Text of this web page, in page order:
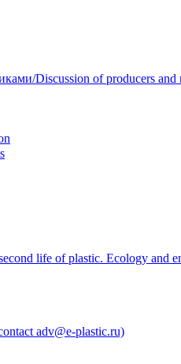
Discussion of producers and
life of plastic. Ecology and
adv@e-plastic.ru)